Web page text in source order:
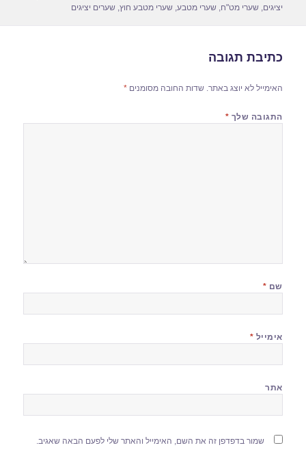
יציגים,שערי מט"ח,שערי מטבע,שערי מטבע חוץ,שערים יציגים
כתיבת תגובה
האימייל לא יוצג באתר. שדות החובה מסומנים*
התגובה שלך *
שם *
אימייל *
אתר
שמור בדפדפן זה את השם, האימייל והאתר שלי לפעם הבאה שאגיב.